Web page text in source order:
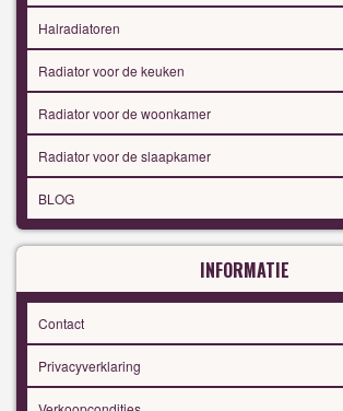
Halradiatoren
Radiator voor de keuken
Radiator voor de woonkamer
Radiator voor de slaapkamer
BLOG
INFORMATIE
Contact
Privacyverklaring